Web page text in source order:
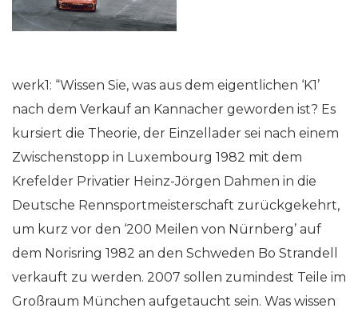
werk1: “Wissen Sie, was aus dem eigentlichen ‘K1’
nach dem Verkauf an Kannacher geworden ist? Es
kursiert die Theorie, der Einzellader sei nach einem
Zwischenstopp in Luxembourg 1982 mit dem
Krefelder Privatier Heinz-Jörgen Dahmen in die
Deutsche Rennsportmeisterschaft zurückgekehrt,
um kurz vor den ‘200 Meilen von Nürnberg’ auf
dem Norisring 1982 an den Schweden Bo Strandell
verkauft zu werden. 2007 sollen zumindest Teile im
Großraum München aufgetaucht sein. Was wissen